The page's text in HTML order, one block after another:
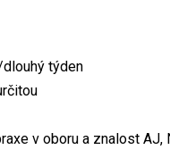
týden
v oboru a znalost AJ,